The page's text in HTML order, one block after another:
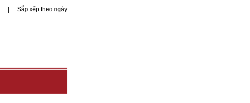
Sắp xếp theo ngày